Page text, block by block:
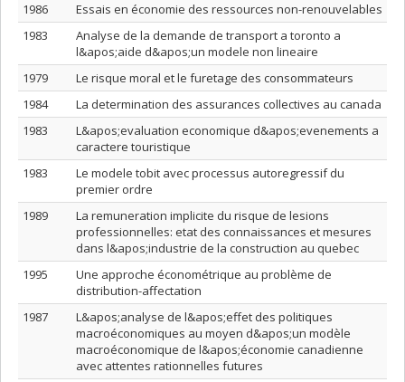
1986
Essais en économie des ressources non-renouvelables
1983
Analyse de la demande de transport a toronto a
l&apos;aide d&apos;un modele non lineaire
1979
Le risque moral et le furetage des consommateurs
1984
La determination des assurances collectives au canada
1983
L&apos;evaluation economique d&apos;evenements a
caractere touristique
1983
Le modele tobit avec processus autoregressif du
premier ordre
1989
La remuneration implicite du risque de lesions
professionnelles: etat des connaissances et mesures
dans l&apos;industrie de la construction au quebec
1995
Une approche économétrique au problème de
distribution-affectation
1987
L&apos;analyse de l&apos;effet des politiques
macroéconomiques au moyen d&apos;un modèle
macroéconomique de l&apos;économie canadienne
avec attentes rationnelles futures